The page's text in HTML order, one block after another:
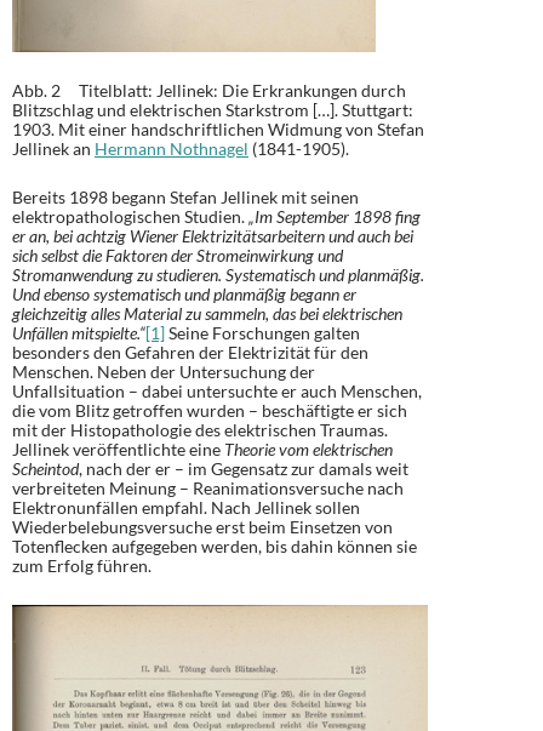
Abb. 2 Titelblatt: Jellinek: Die Erkrankungen durch
Blitzschlag und elektrischen Starkstrom […]. Stuttgart:
1903. Mit einer handschriftlichen Widmung von Stefan
Jellinek an Hermann Nothnagel (1841-1905).
Bereits 1898 begann Stefan Jellinek mit seinen
elektropathologischen Studien.„Im September 1898 fing
er an, bei achtzig Wiener Elektrizitätsarbeitern und auch bei
sich selbst die Faktoren der Stromeinwirkung und
Stromanwendung zu studieren. Systematisch und planmäßig.
Und ebenso systematisch und planmäßig begann er
gleichzeitig alles Material zu sammeln, das bei elektrischen
Unfällen mitspielte.“[1]Seine Forschungen galten
besonders den Gefahren der Elektrizität für den
Menschen. Neben der Untersuchung der
Unfallsituation – dabei untersuchte er auch Menschen,
die vom Blitz getroffen wurden – beschäftigte er sich
mit der Histopathologie des elektrischen Traumas.
Jellinek veröffentlichte eine Theorie vom elektrischen
Scheintod, nach der er – im Gegensatz zur damals weit
verbreiteten Meinung – Reanimationsversuche nach
Elektronunfällen empfahl. Nach Jellinek sollen
Wiederbelebungsversuche erst beim Einsetzen von
Totenflecken aufgegeben werden, bis dahin können sie
zum Erfolg führen.